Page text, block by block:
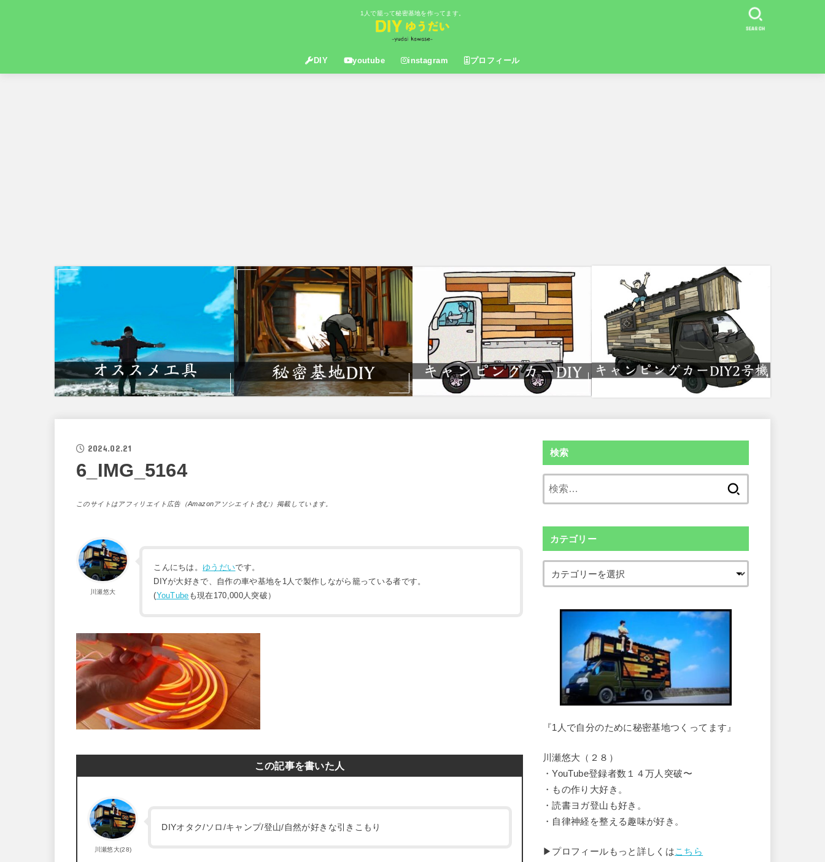
1人で籠って秘密基地を作ってます。
DIY youtube instagram プロフィール
SEARCH
2024.02.21
6_IMG_5164
このサイトはアフィリエイト広告（Amazonアソシエイト含む）掲載しています。
川瀬悠大
こんにちは。ゆうだいです。
DIYが大好きで、自作の車や基地を1人で製作しながら籠っている者です。
(YouTube も現在170,000人突破）
この記事を書いた人
川瀬悠大(28)
DIYオタク/ソロ/キャンプ/登山/自然が好きな引きこもり
検索
カテゴリー
『1人で自分のために秘密基地つくってます』
川瀬悠大（２８）
・YouTube登録者数１４万人突破〜
・もの作り大好き。
・読書ヨガ登山も好き。
・自律神経を整える趣味が好き。
▶︎プロフィールもっと詳しくはこちら